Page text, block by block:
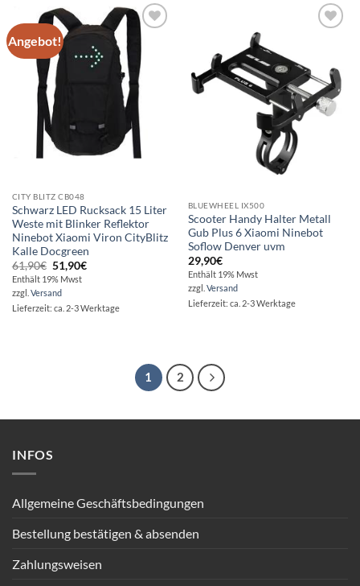
Angebot!
Auf die
Wunschliste
CITY BLITZ CB048
Schwarz LED Rucksack 15 Liter
Weste mit Blinker Reflektor
Ninebot Xiaomi Viron CityBlitz
Kalle Docgreen
61,90€ Ursprünglicher
Preis
war:
61,90€
51,90€Aktueller
Enthält 19% Mwst
zzgl. Versand
Lieferzeit: ca. 2-3 Werktage
BLUEWHEEL IX500
Scooter Handy Halter Metall
Gub Plus 6 Xiaomi Ninebot
Soflow Denver uvm
29,90€
Enthält 19% Mwst
zzgl. Versand
Lieferzeit: ca. 2-3 Werktage
1 2
INFOS
Allgemeine Geschäftsbedingungen
Bestellung bestätigen & absenden
Zahlungsweisen